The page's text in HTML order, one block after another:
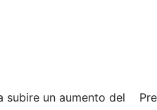
subire un aumento del